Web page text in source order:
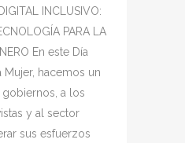
INCLUSIVO:
PARA LA
En este Día
Mujer, hacemos un
gobiernos, a los
y al sector
sus esfuerzos